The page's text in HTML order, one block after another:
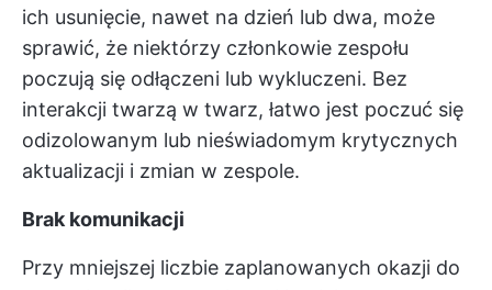
ich usunięcie, nawet na dzień lub dwa, może
sprawić, że niektórzy członkowie zespołu
poczują się odłączeni lub wykluczeni. Bez
interakcji twarzą w twarz, łatwo jest poczuć się
odizolowanym lub nieświadomym krytycznych
aktualizacji i zmian w zespole.
Brak komunikacji
Przy mniejszej liczbie zaplanowanych okazji do